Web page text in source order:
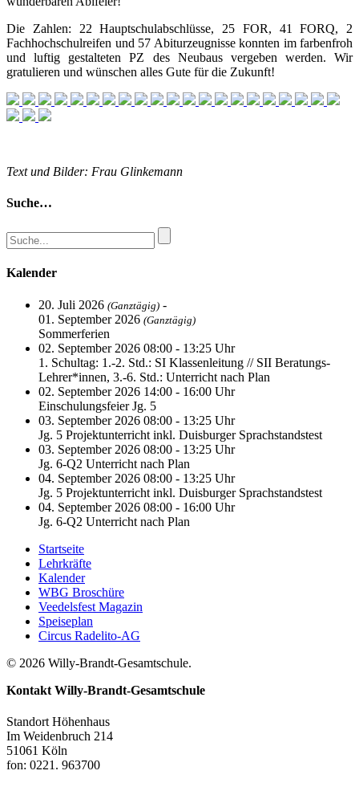
Die Zahlen: 22 Hauptschulabschlüsse, 25 FOR, 41 FORQ, 2
Fachhochschulreifen und 57 Abiturzeugnisse konnten im farbenfroh
und luftig gestalteten PZ des Neubaus vergeben werden. Wir
gratulieren und wünschen alles Gute für die Zukunft!
Text und Bilder: Frau Glinkemann
Suche…
Kalender
20. Juli 2026 (Ganztägig) -
01. September 2026 (Ganztägig)
Sommerferien
02. September 2026 08:00 - 13:25 Uhr
1. Schultag: 1.-2. Std.: SI Klassenleitung // SII Beratungs-
Lehrer*innen, 3.-6. Std.: Unterricht nach Plan
02. September 2026 14:00 - 16:00 Uhr
Einschulungsfeier Jg. 5
03. September 2026 08:00 - 13:25 Uhr
Jg. 5 Projektunterricht inkl. Duisburger Sprachstandstest
03. September 2026 08:00 - 13:25 Uhr
Jg. 6-Q2 Unterricht nach Plan
04. September 2026 08:00 - 13:25 Uhr
Jg. 5 Projektunterricht inkl. Duisburger Sprachstandstest
04. September 2026 08:00 - 16:00 Uhr
Jg. 6-Q2 Unterricht nach Plan
Startseite
Lehrkräfte
Kalender
WBG Broschüre
Veedelsfest Magazin
Speiseplan
Circus Radelito-AG
© 2026 Willy-Brandt-Gesamtschule.
Kontakt Willy-Brandt-Gesamtschule
Standort Höhenhaus
Im Weidenbruch 214
51061 Köln
fon: 0221. 963700